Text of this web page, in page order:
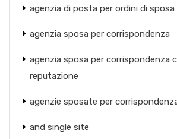
agenzia di posta per ordini di sposa
agenzia sposa per corrispondenza
agenzia sposa per corrispondenza
reputazione
agenzie sposate per
and single site